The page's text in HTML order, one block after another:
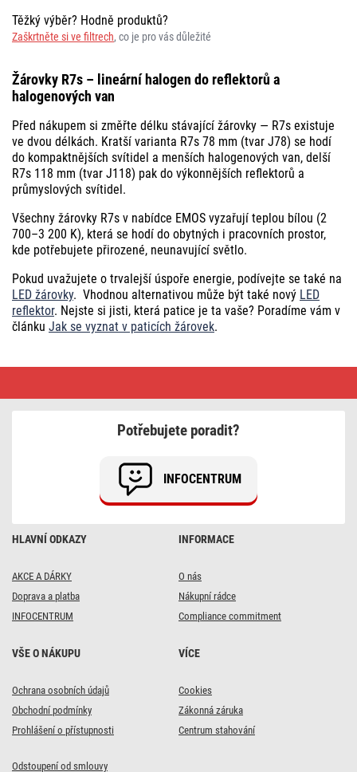
Těžký výběr? Hodně produktů?
Zaškrtněte si ve filtrech, co je pro vás důležité
Žárovky R7s – lineární halogen do reflektorů a
halogenových van
Před nákupem si změřte délku stávající žárovky — R7s existuje
ve dvou délkách. Kratší varianta R7s 78 mm (tvar J78) se hodí
do kompaktnějších svítidel a menších halogenových van, delší
R7s 118 mm (tvar J118) pak do výkonnějších reflektorů a
průmyslových svítidel.
Všechny žárovky R7s v nabídce EMOS vyzařují teplou bílou (2
700–3 200 K), která se hodí do obytných i pracovních prostor,
kde potřebujete přirozené, neunavující světlo.
Pokud uvažujete o trvalejší úspoře energie, podívejte se také na
LED žárovky. Vhodnou alternativou může být také nový LED
reflektor. Nejste si jisti, která patice je ta vaše? Poradíme vám v
článku Jak se vyznat v paticích žárovek.
HLAVNÍ ODKAZY
AKCE A DÁRKY
Doprava a platba
INFOCENTRUM
INFORMACE
O nás
Nákupní rádce
Compliance commitment
VŠE O NÁKUPU
Ochrana osobních údajů
Obchodní podmínky
Prohlášení o přístupnosti
VÍCE
Cookies
Zákonná záruka
Centrum stahování
Odstoupení od smlouvy
Potřebujete poradit?
INFOCENTRUM